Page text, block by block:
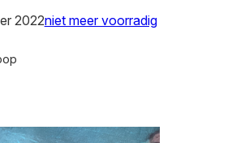
2022niet meer voorradig